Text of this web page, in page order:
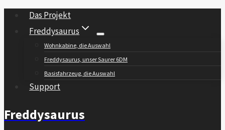
Das Projekt
Freddysaurus
Wohnkabine, die Auswahl
Freddysaurus, unser Saurer 6DM
Basisfahrzeug, die Auswahl
Support
Freddysaurus